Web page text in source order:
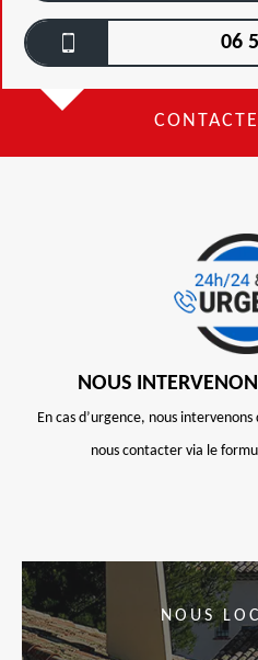
06
NOUS
En cas d’urgence, nous
nous contacter via le
NOUS